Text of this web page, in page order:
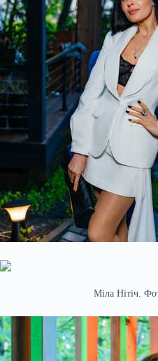
Міла Нітіч.